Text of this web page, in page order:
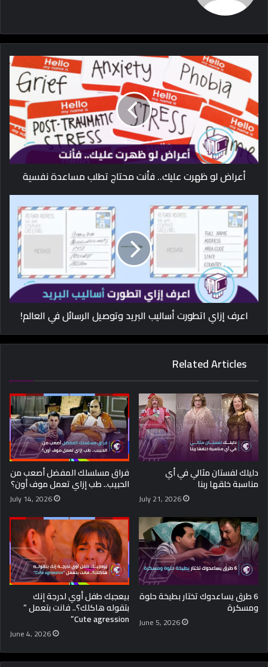
أعراض لو ظهرت عليك.. فأنت محتاج تطلب مساعدة نفسية
اعرف إزاي اتطورت أساليب البريد وتوصيل الرسائل في العالم!
Related Articles
دليلك لفستان مثالي في أي
مناسبة خلقها ربنا
July 21, 2026
فراق مسلسلك المفضل أصعب من
الحبيب.. طب إزاي تعمل موف أون؟
July 14, 2026
6 طرق يساعدوك تختار بطيخة حلوة
ومسكرة
June 5, 2026
بيعجبك طفل أوي لدرجة إنك
بتقوله هاكلك؟.. فانت بتعمل ”
Cute agression”
June 4, 2026